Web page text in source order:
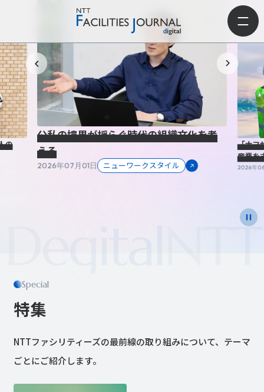
の
公私の境界が揺らぐ時代の組織文化を考
える
2026年07月01日 ニューワークスタイル
「ナフ
産業を
2026年
Special
特集
NTTファシリティーズの最前線の取り組みについて、テーマ
ごとにご紹介します。